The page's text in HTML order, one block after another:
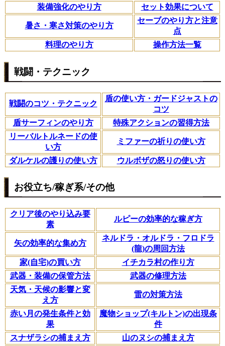
装備強化のやり方
セット効果について
暑さ・寒さ対策のやり方
セーブのやり方と注意
点
料理のやり方
操作方法一覧
戦闘・テクニック
戦闘のコツ・テクニック
盾の使い方・ガードジャストの
コツ
盾サーフィンのやり方
特殊アクションの習得方法
リーバルトルネードの使
い方
ミファーの祈りの使い方
ダルケルの護りの使い方 ウルボザの怒りの使い方
お役立ち/稼ぎ系/その他
クリア後のやり込み要
素
ルピーの効率的な稼ぎ方
矢の効率的な集め方
ネルドラ・オルドラ・フロドラ
(龍)の周回方法
家(自宅)の買い方
イチカラ村の作り方
武器・装備の保管方法
武器の修理方法
天気・天候の影響と変
え方
雷の対策方法
赤い月の発生条件と効
果
魔物ショップ(キルトン)の出現条
件
スナザラシの捕まえ方
山のヌシの捕まえ方